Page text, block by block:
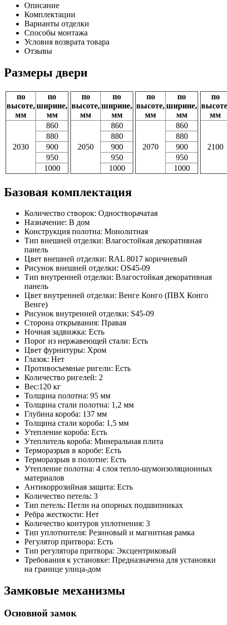
Описание
Комплектации
Варианты отделки
Способы монтажа
Условия возврата товара
Отзывы
Размеры двери
по
высоте,
мм
по
ширине,
мм
2030
860
880
900
950
1000
по
высоте,
мм
по
ширине,
мм
2050
860
880
900
950
1000
по
высоте,
мм
по
ширине,
мм
2070
860
880
900
950
1000
по
мм
2100
Базовая комплектация
Количество створок: Одностворачатая
Назначение: В дом
Конструкция полотна: Монолитная
Тип внешней отделки: Влагостойкая декоративная
панель
Цвет внешней отделки: RAL 8017 коричневый
Рисунок внешней отделки: OS45-09
Тип внутренней отделки: Влагостойкая декоративная
панель
Цвет внутренней отделки: Венге Конго (ПВХ Конго
Венге)
Рисунок внутренней отделки: S45-09
Сторона открывания: Правая
Ночная задвижка: Есть
Порог из нержавеющей стали: Есть
Цвет фурнитуры: Хром
Глазок: Нет
Противосъемные ригели: Есть
Количество ригелей: 2
Вес:120 кг
Толщина полотна: 95 мм
Толщина стали полотна: 1,2 мм
Глубина короба: 137 мм
Толщина стали короба: 1,5 мм
Утепление короба: Есть
Утеплитель короба: Минеральная плита
Терморазрыв в коробе: Есть
Терморазрыв в полотне: Есть
Утепление полотна: 4 слоя тепло-шумоизоляционных
материалов
Антикоррозийная защита: Есть
Количество петель: 3
Тип петель: Петли на опорных подшипниках
Ребра жесткости: Нет
Количество контуров уплотнения: 3
Тип уплотнителя: Резиновый и магнитная рамка
Регулятор притвора: Есть
Тип регулятора притвора: Эксцентриковый
Требования к установке: Предназначена для установки
на границе улица-дом
Замковые механизмы
Основной замок